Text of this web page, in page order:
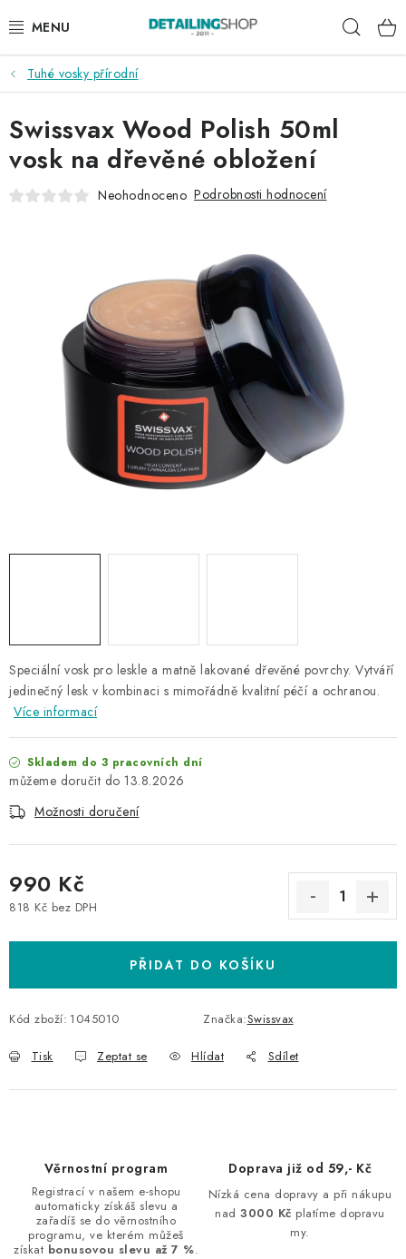
na
AKCE
NOVINKY
EXTERIÉR
DÁRKOVÉ SADY A POUKAZY
ČLÁNKY
NAŠE SLUŽBY
KONTAKTY
BYDLENÍ
Tuhé vosky přírodní
Speciální vosk pro leskle a matně lakované dřevěné povrchy. Vytváří
jedinečný lesk v kombinaci s mimořádně kvalitní péčí a ochranou.
Více informací
Skladem do 3 pracovních dní
13.8.2026
Možnosti doručení
990 Kč
818 Kč bez DPH
PŘIDAT DO KOŠÍKU
Kód zboží: 1045010 Značka:Swissvax
Tisk Zeptat se Hlídat Sdílet
Swissvax Wood Polish 50ml
vosk na dřevěné obložení
Neohodnoceno Podrobnosti hodnocení
Věrnostní program
Registrací v našem e-shopu
automaticky získáš slevu a
zařadíš se do věrnostního
programu, ve kterém můžeš
získat bonusovou slevu až 7 %.
Doprava již od 59,- Kč
Nízká cena dopravy a při nákupu
nad3000 Kč platíme dopravu
my.